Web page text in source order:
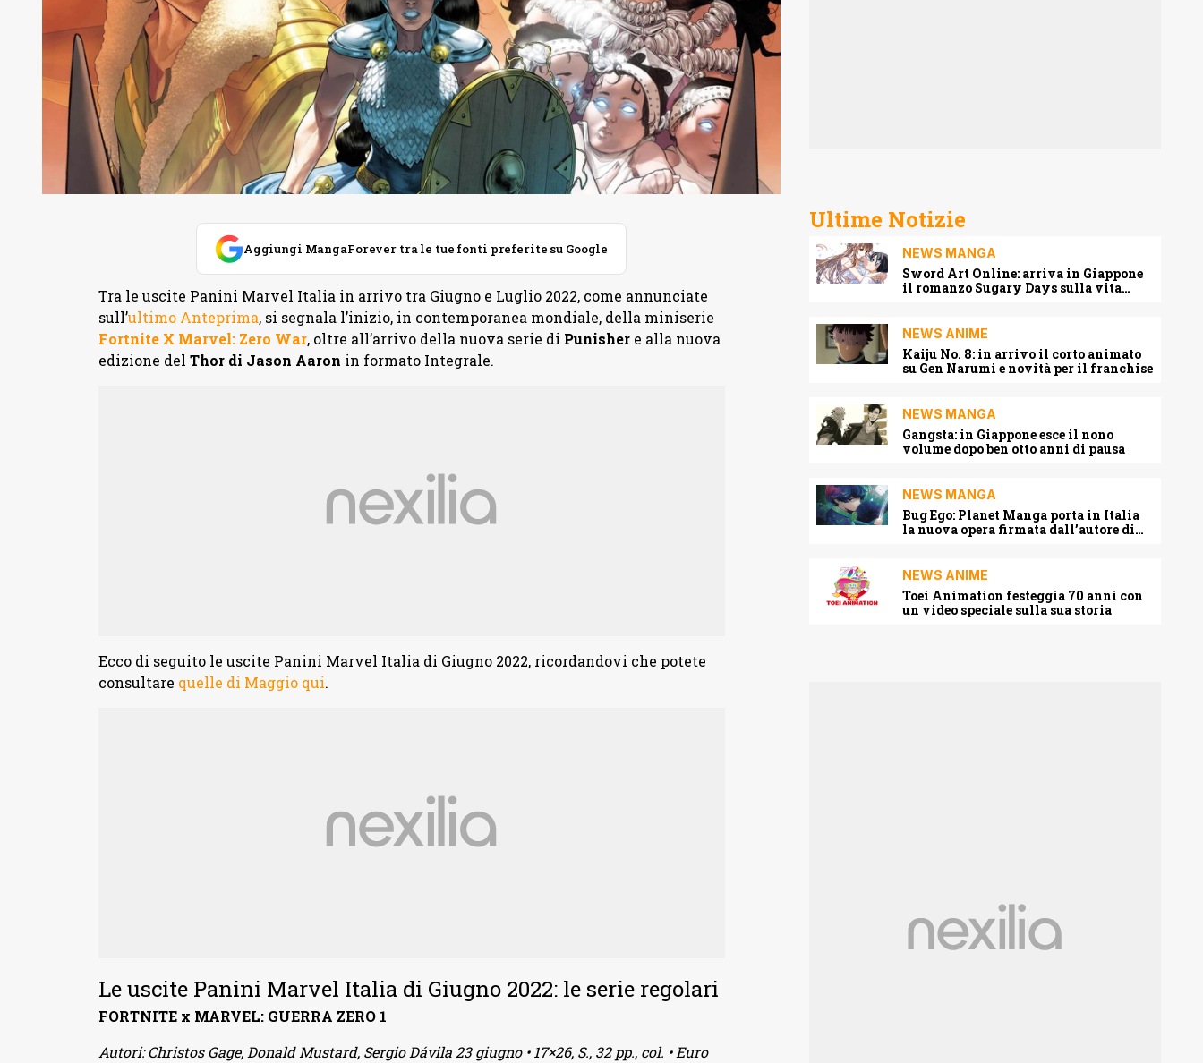
Aggiungi MangaForever tra le tue fonti preferite su Google
Tra le uscite Panini Marvel Italia in arrivo tra Giugno e Luglio 2022, come annunciate
sull’ultimo Anteprima, si segnala l’inizio, in contemporanea mondiale, della miniserie
Fortnite X Marvel: Zero War, oltre all’arrivo della nuova serie di Punishere alla nuova
edizione del Thor di Jason Aaron in formato Integrale.
Ecco di seguito le uscite Panini Marvel Italia di Giugno 2022, ricordandovi che potete
consultare quelle di Maggio qui.
Le uscite Panini Marvel Italia di Giugno 2022: le serie regolari
FORTNITE x MARVEL: GUERRA ZERO 1
Autori: Christos Gage, Donald Mustard, Sergio Dávila 23 giugno • 17×26, S., 32 pp., col. • Euro
Ultime Notizie
NEWS MANGA
Sword Art Online: arriva in Giappone
il romanzo Sugary Days sulla vita
NEWS ANIME
Kaiju No. 8: in arrivo il corto animato
su Gen Narumi e novità per il franchise
NEWS MANGA
Gangsta: in Giappone esce il nono
volume dopo ben otto anni di pausa
NEWS MANGA
Bug Ego: Planet Manga porta in Italia
la nuova opera firmata dall’autore di
NEWS ANIME
Toei Animation festeggia 70 anni con
un video speciale sulla sua storia